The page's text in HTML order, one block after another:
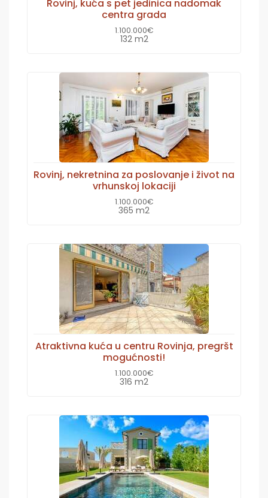
Rovinj, kuća s pet jedinica nadomak
centra grada
1.100.000€
132 m2
Rovinj, nekretnina za poslovanje i život na
vrhunskoj lokaciji
1.100.000€
365 m2
Atraktivna kuća u centru Rovinja, pregršt
mogućnosti!
1.100.000€
316 m2